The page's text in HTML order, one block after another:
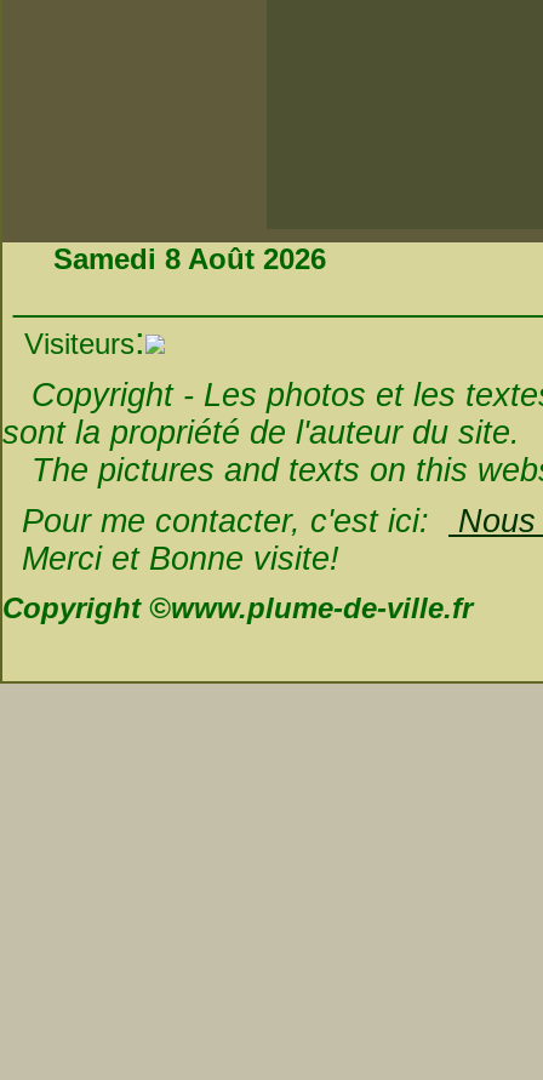
Samedi 8 Août 2026
Visiteurs:
Copyright - Les photos et les
sont la propriété de l'auteur du site.
The pictures and texts on this
Pour me contacter, c'est ici:
Merci et Bonne visite!
Copyright ©www.plume-de-ville.fr